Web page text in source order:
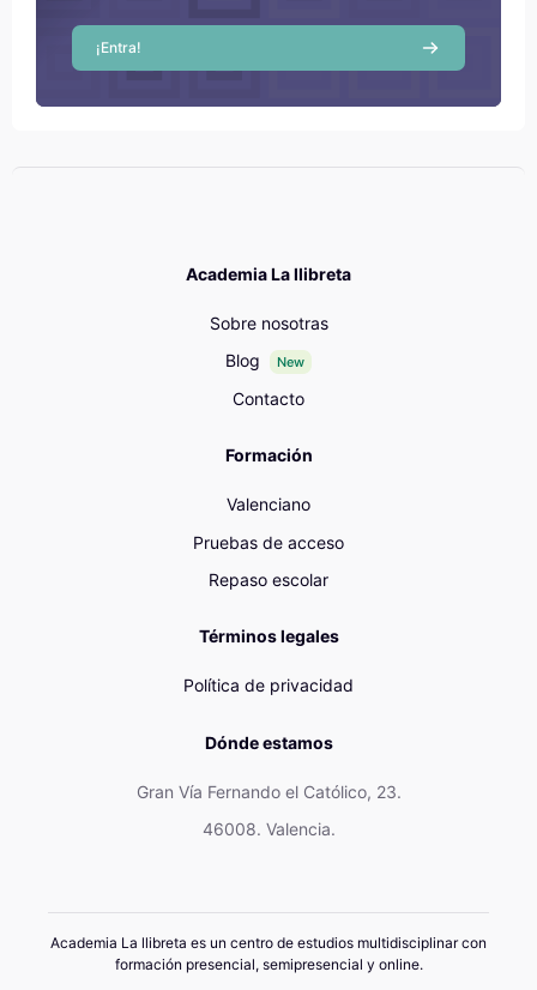
¡Entra!
Academia La llibreta
Sobre nosotras
Blog
New
Contacto
Formación
Valenciano
Pruebas de acceso
Repaso escolar
Términos legales
Política de privacidad
Dónde estamos
Gran Vía Fernando el Católico, 23.
46008. Valencia.
Academia La llibreta es un centro de estudios multidisciplinar con
formación presencial, semipresencial y online.